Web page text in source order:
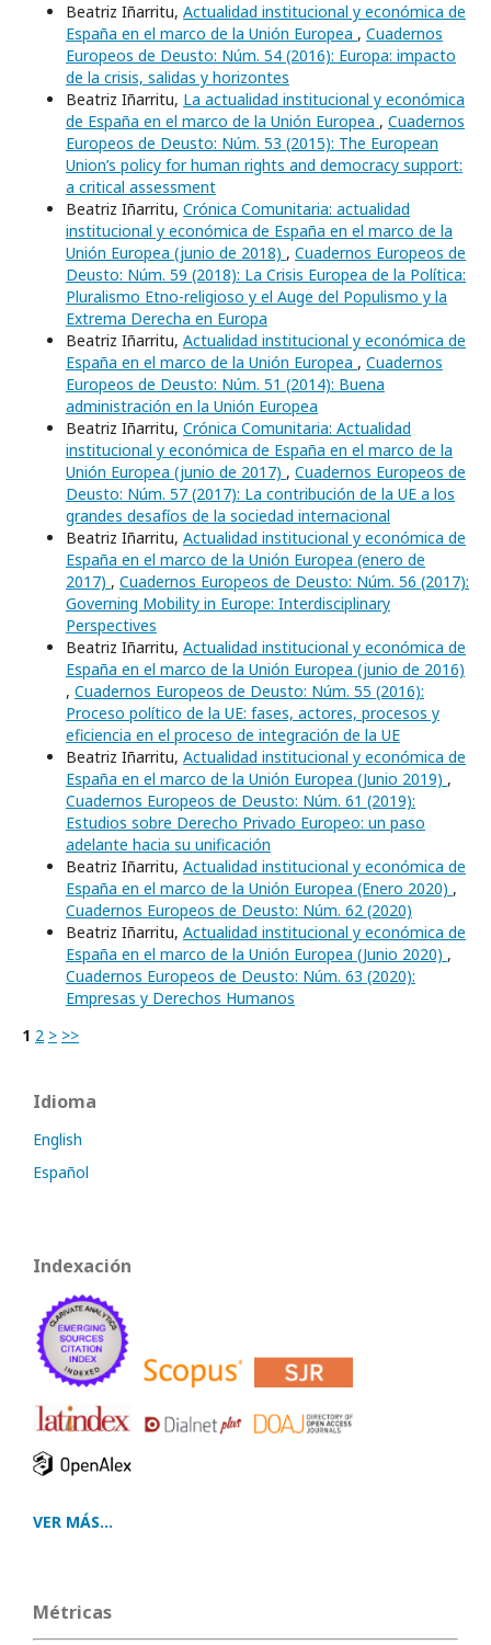
Beatriz Iñarritu, Actualidad institucional y económica de
España en el marco de la Unión Europea , Cuadernos
Europeos de Deusto: Núm. 54 (2016): Europa: impacto
de la crisis, salidas y horizontes
Beatriz Iñarritu, La actualidad institucional y económica
de España en el marco de la Unión Europea , Cuadernos
Europeos de Deusto: Núm. 53 (2015): The European
Union’s policy for human rights and democracy support:
a critical assessment
Beatriz Iñarritu, Crónica Comunitaria: actualidad
institucional y económica de España en el marco de la
Unión Europea (junio de 2018) , Cuadernos Europeos de
Deusto: Núm. 59 (2018): La Crisis Europea de la Política:
Pluralismo Etno-religioso y el Auge del Populismo y la
Extrema Derecha en Europa
Beatriz Iñarritu, Actualidad institucional y económica de
España en el marco de la Unión Europea , Cuadernos
Europeos de Deusto: Núm. 51 (2014): Buena
administración en la Unión Europea
Beatriz Iñarritu, Crónica Comunitaria: Actualidad
institucional y económica de España en el marco de la
Unión Europea (junio de 2017) , Cuadernos Europeos de
Deusto: Núm. 57 (2017): La contribución de la UE a los
grandes desafíos de la sociedad internacional
Beatriz Iñarritu, Actualidad institucional y económica de
España en el marco de la Unión Europea (enero de
2017) , Cuadernos Europeos de Deusto: Núm. 56 (2017):
Governing Mobility in Europe: Interdisciplinary
Perspectives
Beatriz Iñarritu, Actualidad institucional y económica de
España en el marco de la Unión Europea (junio de 2016)
, Cuadernos Europeos de Deusto: Núm. 55 (2016):
Proceso político de la UE: fases, actores, procesos y
eficiencia en el proceso de integración de la UE
Beatriz Iñarritu, Actualidad institucional y económica de
España en el marco de la Unión Europea (Junio 2019) ,
Cuadernos Europeos de Deusto: Núm. 61 (2019):
Estudios sobre Derecho Privado Europeo: un paso
adelante hacia su unificación
Beatriz Iñarritu, Actualidad institucional y económica de
España en el marco de la Unión Europea (Enero 2020) ,
Cuadernos Europeos de Deusto: Núm. 62 (2020)
Beatriz Iñarritu, Actualidad institucional y económica de
España en el marco de la Unión Europea (Junio 2020) ,
Cuadernos Europeos de Deusto: Núm. 63 (2020):
Empresas y Derechos Humanos
1 2 > >>
Idioma
English
Español
Indexación
VER MÁS...
Métricas